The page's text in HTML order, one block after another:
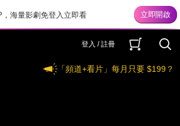
海量影劇免登入立即看
登入 / 註冊
「頻道+看片」每月只要 $199？